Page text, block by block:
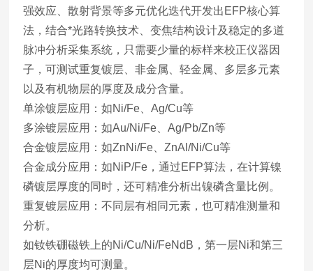
强效应、散射背景等多元优化迭代开发出EFP核心算
法，结合*光路转换技术、变焦结构设计及稳定的多道
脉冲分析采集系统，只需要少量的标样来校正仪器因
子，可测试重复镀层、非金属、轻金属、多层多元素
以及有机物层的厚度及成分含量。
单涂镀层应用：如Ni/Fe、Ag/Cu等
多涂镀层应用：如Au/Ni/Fe、Ag/Pb/Zn等
合金镀层应用：如ZnNi/Fe、ZnAl/Ni/Cu等
合金成分应用：如NiP/Fe，通过EFP算法，在计算镍
磷镀层厚度的同时，还可精准分析出镍磷含量比例。
重复镀层应用：不同层有相同元素，也可精准测量和
分析。
如钕铁硼磁铁上的Ni/Cu/Ni/FeNdB，第一层Ni和第三
层Ni的厚度均可测量。